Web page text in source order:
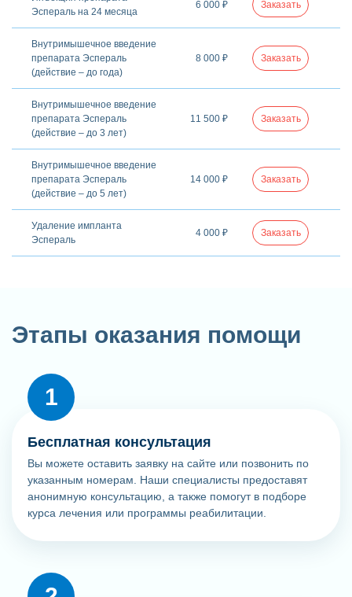
Эспераль на 24 месяца
6 000 ₽ Заказать
Внутримышечное введение
препарата Эспераль
(действие – до года)
8 000 ₽ Заказать
Внутримышечное введение
препарата Эспераль
(действие – до 3 лет)
11 500 ₽ Заказать
Внутримышечное введение
препарата Эспераль
(действие – до 5 лет)
14 000 ₽ Заказать
Удаление импланта
Эспераль
4 000 ₽ Заказать
Этапы оказания помощи
Бесплатная консультация
Вы можете оставить заявку на сайте или позвонить по
указанным номерам. Наши специалисты предоставят
анонимную консультацию, а также помогут в подборе
курса лечения или программы реабилитации.